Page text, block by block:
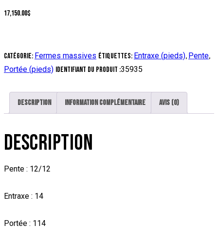
17,150.00$
Catégorie: Fermes massives Étiquettes: Entraxe (pieds), Pente,
Portée (pieds) Identifiant du produit :35935
Description Information complémentaire Avis (0)
DESCRIPTION
Pente : 12/12
Entraxe : 14
Portée : 114